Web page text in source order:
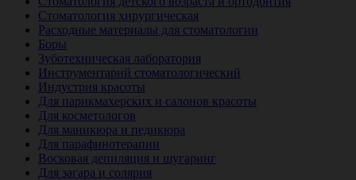
Стоматология хирургическая
Расходные материалы для стоматологии
Боры
Зуботехническая лаборатория
Инструментарий стоматологический
Индустрия красоты
Для парикмахерских и салонов красоты
Для косметологов
Для маникюра и педикюра
Для парафинотерапии
Восковая депиляция и шугаринг
Для загара и солярия